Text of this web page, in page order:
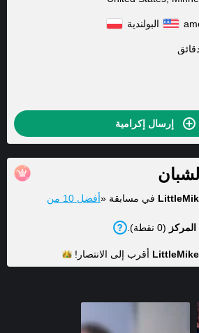
البولندية
إرسال إكرامية
في مسابقة «
أفضل 10 من
(0 نقطة).
أقرب إلى الانتصار!